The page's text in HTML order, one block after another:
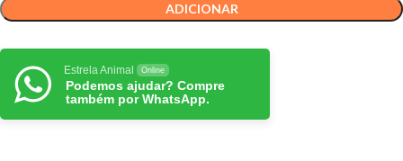
ADICIONAR
Estrela Animal Online
Podemos ajudar? Compre
também por WhatsApp.